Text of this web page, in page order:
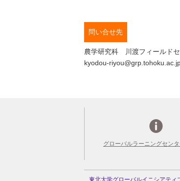
問い合せ先
農学研究科 川渡フィールド
kyodou-
グローバルラーニングセン
東北大学グローバルイニシアティ